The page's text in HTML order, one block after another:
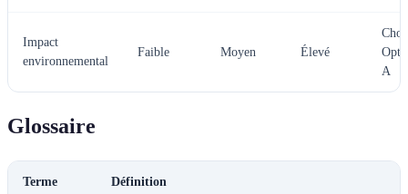
Impact
environnemental
Faible Moyen Élevé
A
Glossaire
Terme Définition